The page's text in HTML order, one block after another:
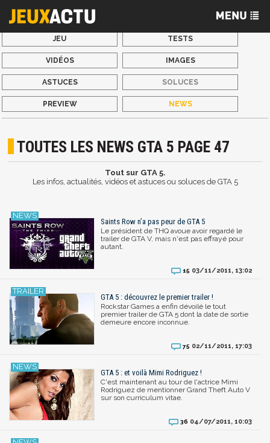
JEU TESTS
VIDÉOS IMAGES
ASTUCES SOLUCES
PREVIEW NEWS
TOUTES LES NEWS GTA 5 PAGE 47
Tout sur GTA 5.
Les infos, actualités, vidéos et astuces ou soluces de GTA 5
Saints Row n’a pas peur de GTA 5
Le président de THQ avoue avoir regardé le
trailer de GTA V, mais n'est pas effrayé pour
autant.
15 03/11/2011, 13:02
GTA 5 : découvrez le premier trailer !
Rockstar Games a enfin dévoilé le tout
premier trailer de GTA 5 dont la date de sortie
demeure encore inconnue.
75 02/11/2011, 17:03
GTA 5 : et voilà Mimi Rodriguez !
C'est maintenant au tour de l'actrice Mimi
Rodriguez de mentionner Grand Theft Auto V
sur son curriculum vitae.
36 04/07/2011, 10:03